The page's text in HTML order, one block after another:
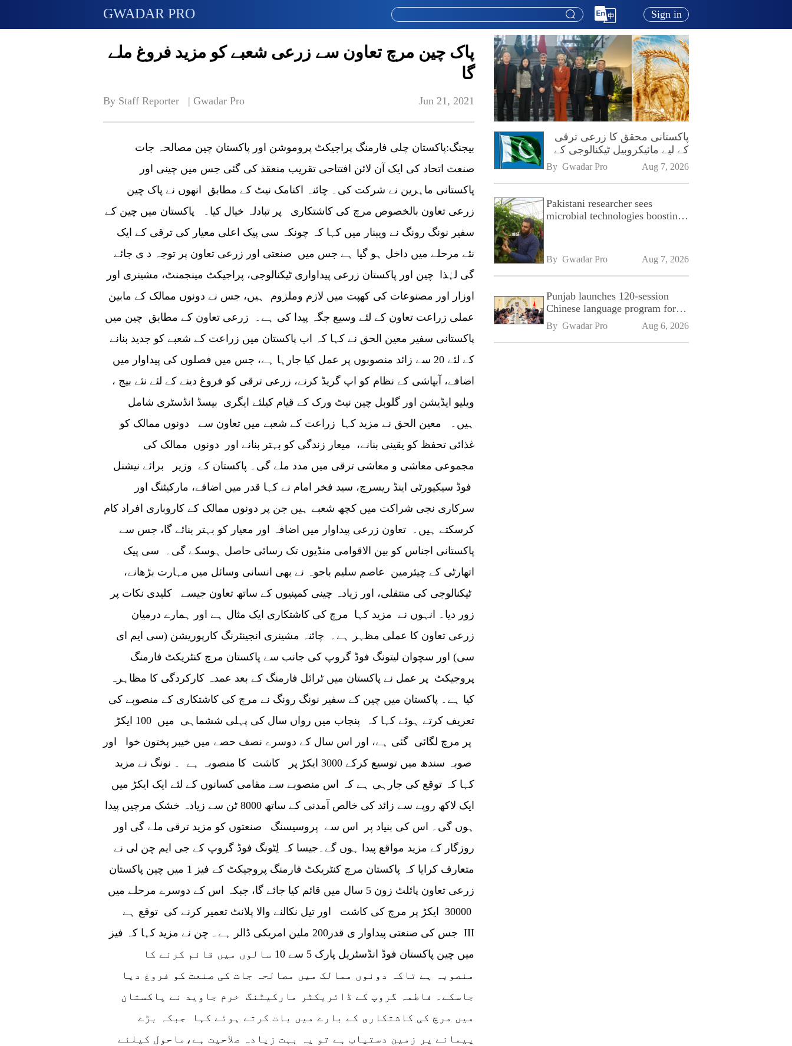
GWADAR PRO Sign in
پاک چین مرچ تعاون سے زرعی شعبے کو مزید فروغ ملے
گا
By Staff Reporter   | Gwadar Pro Jun 21, 2021
صنعت اتحاد کی ایک آن لائن افتتاحی تقریب منعقد کی گئی جس میں چینی اور
پاکستانی ماہرین نے شرکت کی۔ چائنہ اکنامک نیٹ کے مطابق انھوں نے پاک چین
زرعی تعاون بالخصوص مرچ کی کاشتکاری پر تبادلہ خیال کیا۔ پاکستان میں چین کے
سفیر نونگ رونگ نے ویبنار میں کہا کہ چونکہ سی پیک اعلی معیار کی ترقی کے ایک
نئے مرحلے میں داخل ہو گیا ہے جس میں صنعتی اور زرعی تعاون پر توجہ د ی جائے
گی لہٰذا چین اور پاکستان زرعی پیداواری ٹیکنالوجی، پراجیکٹ مینجمنٹ، مشینری اور
اوزار اور مصنوعات کی کھپت میں لازم وملزوم ہیں، جس نے دونوں ممالک کے مابین
عملی زراعت تعاون کے لئے وسیع جگہ پیدا کی ہے۔ زرعی تعاون کے مطابق چین میں
پاکستانی سفیر معین الحق نے کہا کہ اب پاکستان میں زراعت کے شعبے کو جدید بنانے
کے لئے 20 سے زائد منصوبوں پر عمل کیا جارہا ہے، جس میں فصلوں کی پیداوار میں
اضافے، آبپاشی کے نظام کو اپ گریڈ کرنے، زرعی ترقی کو فروغ دینے کے لئے نئے بیج ،
ویلیو ایڈیشن اور گلوبل چین نیٹ ورک کے قیام کیلئے ایگری بیسڈ انڈسٹری شامل
ہیں۔ معین الحق نے مزید کہا زراعت کے شعبے میں تعاون سے دونوں ممالک کو
غذائی تحفظ کو یقینی بنانے، میعار زندگی کو بہتر بنانے اور دونوں ممالک کی
مجموعی معاشی و معاشی ترقی میں مدد ملے گی۔ پاکستان کے وزیر برائے نیشنل
فوڈ سیکیورٹی اینڈ ریسرچ، سید فخر امام نے کہا قدر میں اضافے، مارکیٹنگ اور
سرکاری نجی شراکت میں کچھ شعبے ہیں جن پر دونوں ممالک کے کاروباری افراد کام
کرسکتے ہیں۔ تعاون زرعی پیداوار میں اضافہ اور معیار کو بہتر بنائے گا، جس سے
پاکستانی اجناس کو بین الاقوامی منڈیوں تک رسائی حاصل ہوسکے گی۔ سی پیک
اتھارٹی کے چیئرمین عاصم سلیم باجوہ نے بھی انسانی وسائل میں مہارت بڑھانے،
ٹیکنالوجی کی منتقلی، اور زیادہ چینی کمپنیوں کے ساتھ تعاون جیسے کلیدی نکات پر
زور دیا۔ انہوں نے مزید کہا مرچ کی کاشتکاری ایک مثال ہے اور ہمارے درمیان
زرعی تعاون کا عملی مظہر ہے۔ چائنہ مشینری انجینئرنگ کارپوریشن (سی ایم ای
سی) اور سچوان لیتونگ فوڈ گروپ کی جانب سے پاکستان مرچ کنٹریکٹ فارمنگ
پروجیکٹ پر عمل نے پاکستان میں ٹرائل فارمنگ کے بعد عمدہ کارکردگی کا مظاہرہ
کیا ہے۔ پاکستان میں چین کے سفیر نونگ رونگ نے مرچ کی کاشتکاری کے منصوبے کی
تعریف کرتے ہوئے کہا کہ پنجاب میں رواں سال کی پہلی ششماہی میں 100 ایکڑ
پر مرچ لگائی گئی ہے، اور اس سال کے دوسرے نصف حصے میں خیبر پختون خوا اور
صوبہ سندھ میں توسیع کرکے 3000 ایکڑ پر کاشت کا منصوبہ ہے ۔ نونگ نے مزید
کہا کہ توقع کی جارہی ہے کہ اس منصوبے سے مقامی کسانوں کے لئے ایک ایکڑ میں
ایک لاکھ روپے سے زائد کی خالص آمدنی کے ساتھ 8000 ٹن سے زیادہ خشک مرچیں پیدا
ہوں گی۔ اس کی بنیاد پر اس سے پروسیسنگ صنعتوں کو مزید ترقی ملے گی اور
روزگار کے مزید مواقع پیدا ہوں گے۔جیسا کہ لِٹونگ فوڈ گروپ کے جی ایم چن لی نے
متعارف کرایا کہ پاکستان مرچ کنٹریکٹ فارمنگ پروجیکٹ کے فیز 1 میں چین پاکستان
زرعی تعاون پائلٹ زون 5 سال میں قائم کیا جائے گا، جبکہ اس کے دوسرے مرحلے میں
30000 ایکڑ پر مرچ کی کاشت اور تیل نکالنے والا پلانٹ تعمیر کرنے کی توقع ہے
جس کی صنعتی پیداوار ی قدر200 ملین امریکی ڈالر ہے۔ چن نے مزید کہا کہ فیز III
میں چین پاکستان فوڈ انڈسٹریل پارک 5 سے 10 سالوں میں قائم کرنے کا
منصوبہ ہے تاکہ دونوں ممالک میں مصالحہ جات کی صنعت کو فروغ دیا
جاسکے۔ فاطمہ گروپ کے ڈائریکٹر مارکیٹنگ خرم جاوید نے پاکستان
میں مرچ کی کاشتکاری کے بارے میں بات کرتے ہوئے کہا جبکہ بڑے
پیمانے پر زمین دستیاب ہے تو یہ بہت زیادہ صلاحیت ہے،ماحول کیلئے
پاکستانی محقق کا زرعی ترقی
کے لیے مائیکروبیل ٹیکنالوجی کے
فروغ پر زور
By Gwadar Pro Aug 7, 2026
Pakistani researcher sees
microbial technologies boosting
By Gwadar Pro Aug 7, 2026
Punjab launches 120-session
Chinese language program for
SPU
By Gwadar Pro Aug 6, 2026